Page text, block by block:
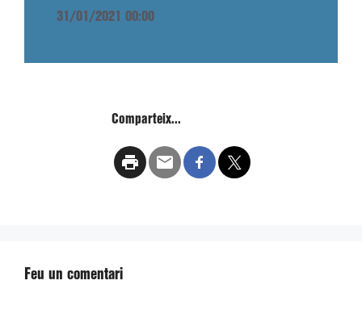
31/01/2021 00:00
Comparteix...
Feu un comentari